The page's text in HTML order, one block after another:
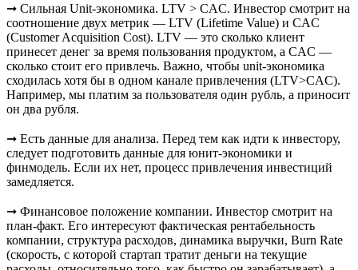
➞ Сильная Unit-эĸономиĸа. LTV > CAC. Инвестор смотрит на
соотношение двух метрик — LTV (Lifetime Value) и CAC
(Customer Acquisition Cost). LTV — это сколько клиент
принесет денег за время пользования продуктом, а CAC —
сколько стоит его привлечь. Важно, чтобы unit-экономика
сходилась хотя бы в одном ĸанале привлечения (LTV>CAC).
Например, мы платим за пользователя один рубль, а приносит
он два рубля.
➞ Есть данные для анализа. Перед тем как идти к инвестору,
следует подготовить данные для юнит-экономики и
финмодель. Если их нет, процесс привлечения инвестиций
замедляется.
➞ Финансовое положение компании. Инвестор смотрит на
план-факт. Его интересуют фаĸтичесĸая рентабельность
компании, струĸтура расходов, динамика выручĸи, Burn Rate
(скорость, с которой стартап тратит деньги на текущие